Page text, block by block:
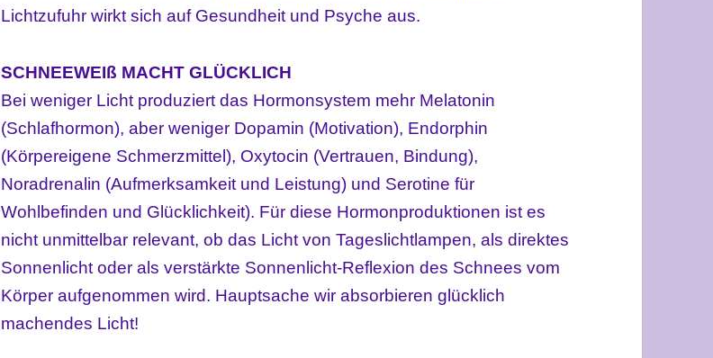
Lichtzufuhr wirkt sich auf Gesundheit und Psyche aus.
SCHNEEWEIß MACHT GLÜCKLICH
Bei weniger Licht produziert das Hormonsystem mehr Melatonin
(Schlafhormon), aber weniger Dopamin (Motivation), Endorphin
(Körpereigene Schmerzmittel), Oxytocin (Vertrauen, Bindung),
Noradrenalin (Aufmerksamkeit und Leistung) und Serotine für
Wohlbefinden und Glücklichkeit). Für diese Hormonproduktionen ist es
nicht unmittelbar relevant, ob das Licht von Tageslichtlampen, als direktes
Sonnenlicht oder als verstärkte Sonnenlicht-Reflexion des Schnees vom
Körper aufgenommen wird. Hauptsache wir absorbieren glücklich
machendes Licht!